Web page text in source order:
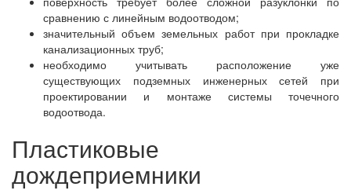
сравнению с линейным водоотводом;
значительный объем земельных работ при прокладке
канализационных труб;
необходимо учитывать расположение уже
существующих подземных инженерных сетей при
проектировании и монтаже системы точечного
водоотвода.
Пластиковые
дождеприемники